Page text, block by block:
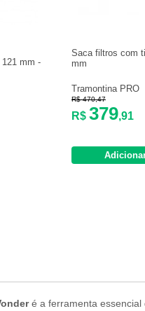
121 mm -
Saca filtros com
mm
Tramontina PRO
R$ 470,47
R$ 379,91
é a ferramenta essencial